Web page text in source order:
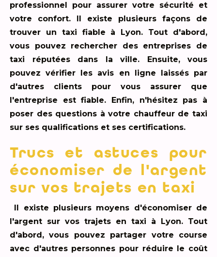
professionnel pour assurer votre sécurité et
votre confort. Il existe plusieurs façons de
trouver un taxi fiable à Lyon. Tout d'abord,
vous pouvez rechercher des entreprises de
taxi réputées dans la ville. Ensuite, vous
pouvez vérifier les avis en ligne laissés par
d'autres clients pour vous assurer que
l'entreprise est fiable. Enfin, n'hésitez pas à
poser des questions à votre chauffeur de taxi
sur ses qualifications et ses certifications.
Trucs et astuces pour
économiser de l'argent
sur vos trajets en taxi
Il existe plusieurs moyens d'économiser de
l'argent sur vos trajets en taxi à Lyon. Tout
d'abord, vous pouvez partager votre course
avec d'autres personnes pour réduire le coût